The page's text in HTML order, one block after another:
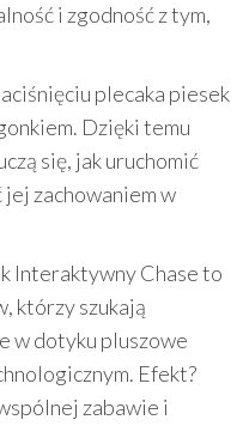
i zgodność z tym,
plecaka piesek
Dzięki temu
się, jak uruchomić
zachowaniem w
Interaktywny Chase to
którzy szukają
w dotyku pluszowe
Efekt?
zabawie i